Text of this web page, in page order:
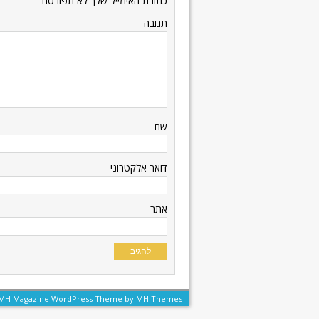
תגובה
שם
דואר אלקטרוני
אתר
Magazine WordPress Theme by MH Themes